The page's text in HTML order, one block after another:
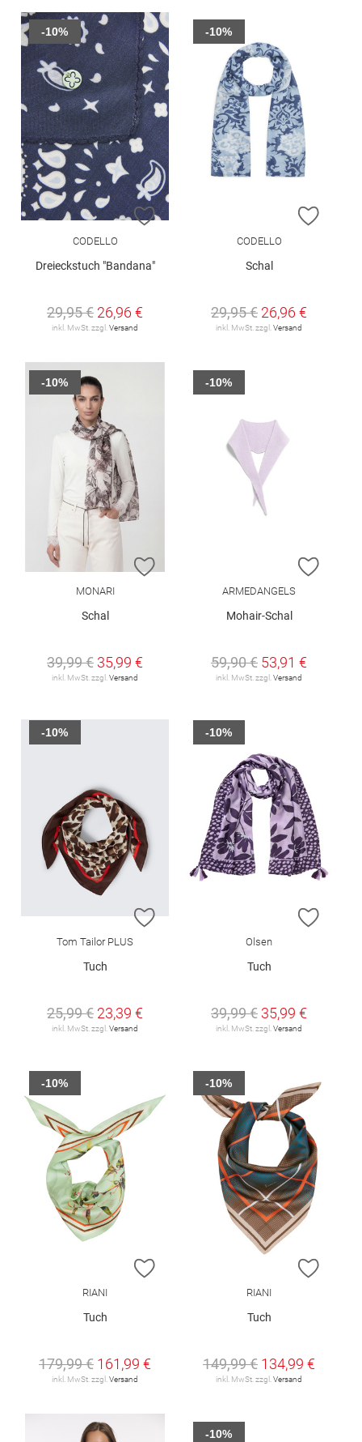
ZUR WUNSCHLISTE HINZUFÜGEN
CODELLO
Dreieckstuch "Bandana"
29,95 € 26,96 €
inkl. MwSt. zzgl. Versand
-10%
ZUR
CODELLO
Schal
29,95 € 26,96 €
inkl. MwSt. zzgl. Versand
-10%
ZUR WUNSCHLISTE HINZUFÜGEN
MONARI
Schal
39,99 € 35,99 €
inkl. MwSt. zzgl.Versand
-10%
ZUR
ARMEDANGELS
Mohair-Schal
59,90 € 53,91 €
inkl. MwSt. zzgl.Versand
-10%
ZUR WUNSCHLISTE HINZUFÜGEN
Tom Tailor PLUS
Tuch
25,99 € 23,39 €
inkl. MwSt. zzgl.Versand
-10%
ZUR
Olsen
Tuch
39,99 € 35,99 €
inkl. MwSt. zzgl.Versand
-10%
ZUR WUNSCHLISTE HINZUFÜGEN
RIANI
Tuch
179,99 € 161,99 €
inkl. MwSt. zzgl. Versand
-10%
ZUR
RIANI
Tuch
149,99 € 134,99 €
inkl. MwSt. zzgl. Versand
-10%
-10%